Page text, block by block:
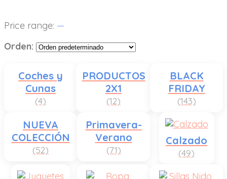
Price range: —
Orden:
Coches y
Cunas
(4)
PRODUCTOS
2X1
(12)
BLACK
FRIDAY
(143)
NUEVA
COLECCIÓN
(52)
Primavera-
Verano
(71)
Calzado
(49)